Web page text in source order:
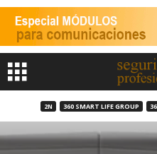
2N 360 SMART LIFE GROUP